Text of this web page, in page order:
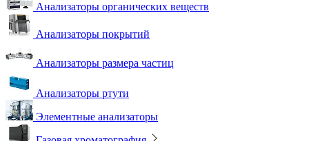
Анализаторы органических веществ
Анализаторы покрытий
Анализаторы размера частиц
Анализаторы ртути
Элементные анализаторы